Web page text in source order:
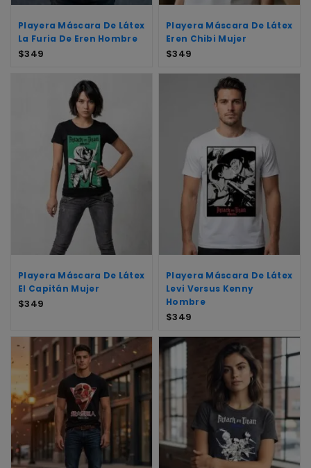
Playera Máscara De Látex
La Furia De Eren Hombre
$349
Playera Máscara De Látex
Eren Chibi Mujer
$349
Playera Máscara De Látex
El Capitán Mujer
$349
Playera Máscara De Látex
Levi Versus Kenny
Hombre
$349